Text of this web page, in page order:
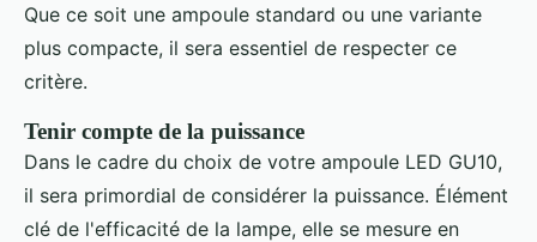
Que ce soit une ampoule standard ou une variante
plus compacte, il sera essentiel de respecter ce
critère.
Tenir compte de la puissance
Dans le cadre du choix de votre ampoule LED GU10,
il sera primordial de considérer la puissance. Élément
clé de l'efficacité de la lampe, elle se mesure en